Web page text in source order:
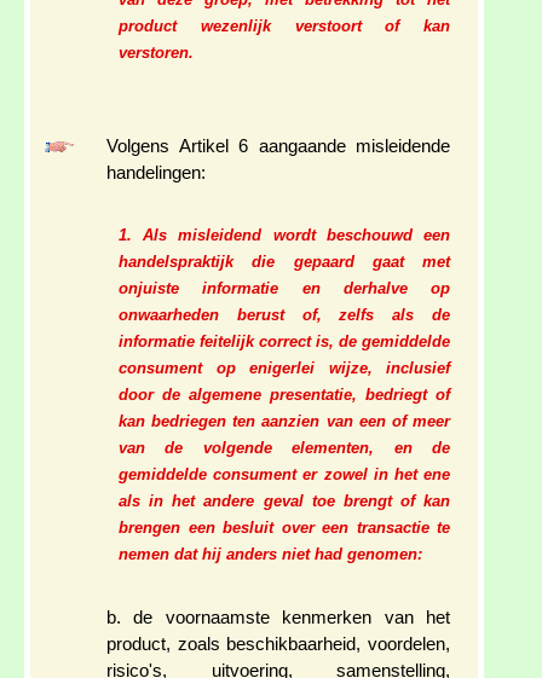
product wezenlijk verstoort of kan
verstoren.
Volgens Artikel 6 aangaande misleidende
handelingen:
1. Als misleidend wordt beschouwd een
handelspraktijk die gepaard gaat met
onjuiste informatie en derhalve op
onwaarheden berust of, zelfs als de
informatie feitelijk correct is, de gemiddelde
consument op enigerlei wijze, inclusief
door de algemene presentatie, bedriegt of
kan bedriegen ten aanzien van een of meer
van de volgende elementen, en de
gemiddelde consument er zowel in het ene
als in het andere geval toe brengt of kan
brengen een besluit over een transactie te
nemen dat hij anders niet had genomen:
b. de voornaamste kenmerken van het
product, zoals beschikbaarheid, voordelen,
risico's, uitvoering, samenstelling,